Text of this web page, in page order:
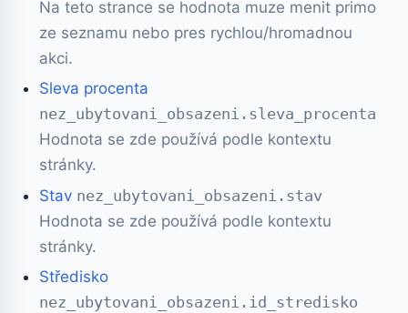
Na teto strance se hodnota muze menit primo
ze seznamu nebo pres rychlou/hromadnou
akci.
Sleva procenta
nez_ubytovani_obsazeni.sleva_procenta
Hodnota se zde používá podle kontextu
stránky.
Stav nez_ubytovani_obsazeni.stav
Hodnota se zde používá podle kontextu
stránky.
Středisko
nez_ubytovani_obsazeni.id_stredisko